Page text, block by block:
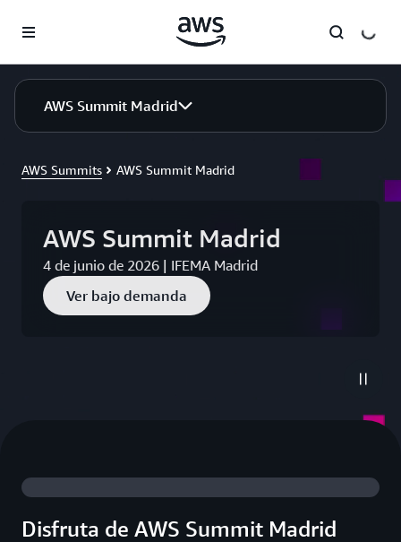
AWS Summit Madrid
AWS Summits AWS Summit Madrid
AWS Summit Madrid
4 de junio de 2026 | IFEMA Madrid
Ver bajo demanda
Disfruta de AWS Summit Madrid